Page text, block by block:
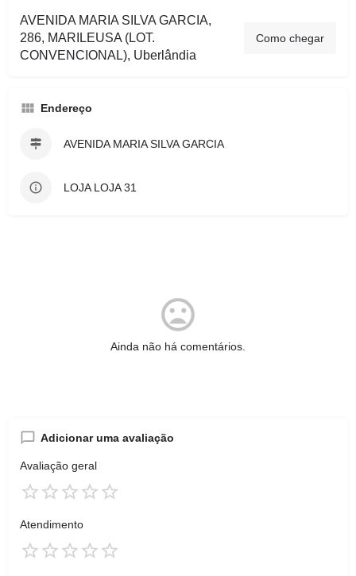
AVENIDA MARIA SILVA GARCIA,
286, MARILEUSA (LOT.
CONVENCIONAL), Uberlândia
Como chegar
Endereço
AVENIDA MARIA SILVA GARCIA
LOJA LOJA 31
Ainda não há comentários.
Adicionar uma avaliação
Avaliação geral
Atendimento